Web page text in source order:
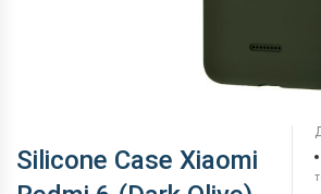
Silicone Case Xiaomi